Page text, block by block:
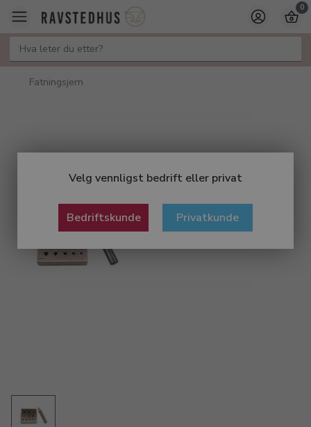
Velg vennligst bedrift eller privat
Bedriftskunde Privatkunde
0
Fatningsjern